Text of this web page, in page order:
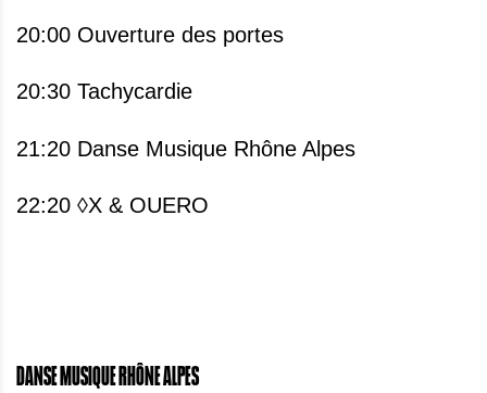
20:00 Ouverture des portes
20:30 Tachycardie
21:20 Danse Musique Rhône Alpes
22:20 ◊X & OUERO
DANSE MUSIQUE RHÔNE ALPES